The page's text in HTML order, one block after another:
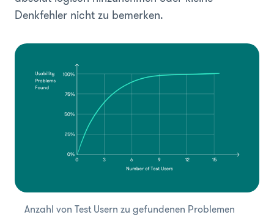
Denkfehler nicht zu bemerken.
Anzahl von Test Usern zu gefundenen Problemen